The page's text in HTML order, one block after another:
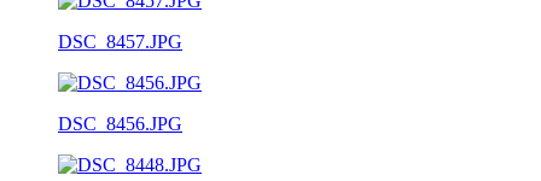
DSC_8457.JPG
DSC_8456.JPG